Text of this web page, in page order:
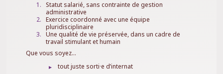
Statut salarié, sans contrainte de gestion
administrative
Exercice coordonné avec une équipe
pluridisciplinaire
Une qualité de vie préservée, dans un cadre de
travail stimulant et humain
Que vous soyez…
tout juste sorti·e d’internat